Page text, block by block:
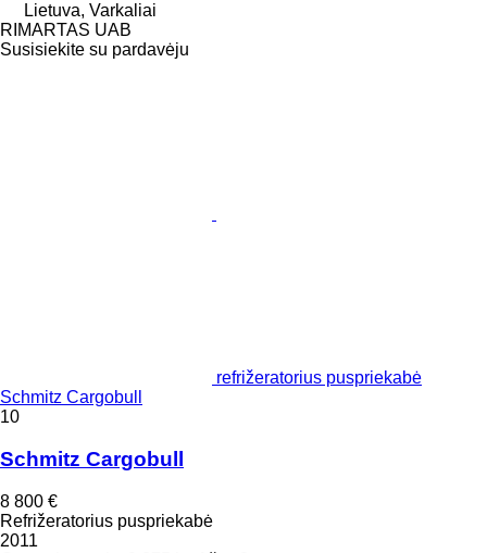
Lietuva, Varkaliai
RIMARTAS UAB
Susisiekite su pardavėju
refrižeratorius puspriekabė
Schmitz Cargobull
10
Schmitz Cargobull
8 800 €
Refrižeratorius puspriekabė
2011